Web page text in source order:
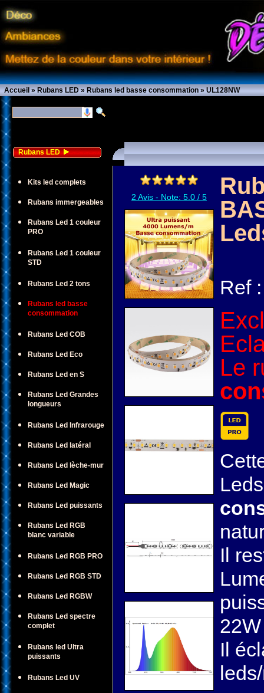
Accueil»Rubans LED»Rubans led basse consommation»UL128NW
Rubans LED
Kits led complets
Rubans immergeables
Rubans Led 1 couleur
PRO
Rubans Led 1 couleur
STD
Rubans Led 2 tons
Rubans led basse
consommation
Rubans Led COB
Rubans Led Eco
Rubans Led en S
Rubans Led Grandes
longueurs
Rubans Led Infrarouge
Rubans Led latéral
Rubans Led lèche-mur
Rubans Led Magic
Rubans Led puissants
Rubans Led RGB
blanc variable
Rubans Led RGB PRO
Rubans Led RGB STD
Rubans Led RGBW
Rubans Led spectre
complet
Rubans led Ultra
puissants
Rubans Led UV
2 Avis - Note: 5.0 / 5
Ref
Le
Il
Il